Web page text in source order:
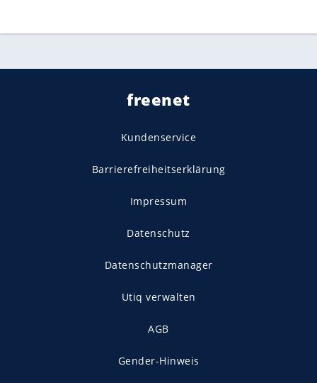
freenet
Kundenservice
Barrierefreiheitserklärung
Impressum
Datenschutz
Datenschutzmanager
Utiq verwalten
AGB
Gender-Hinweis